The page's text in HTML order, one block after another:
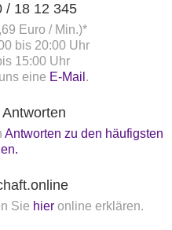
/ 18 12 345
Euro / Min.)*
bis 20:00 Uhr
15:00 Uhr
eine E-Mail .
Antworten zu den häufigsten
Sie hier online erklären.